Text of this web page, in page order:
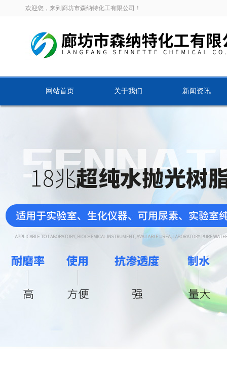
欢迎您，来到廊坊市森纳特化工有限公司！
网站首页 关于我们 新闻资讯